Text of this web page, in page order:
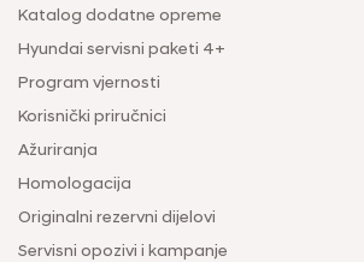
Katalog dodatne opreme
Hyundai servisni paketi 4+
Program vjernosti
Korisnički priručnici
Ažuriranja
Homologacija
Originalni rezervni dijelovi
Servisni opozivi i kampanje